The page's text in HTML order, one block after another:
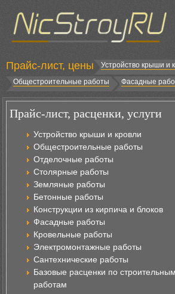
Прайс-лист, цены Устройство крыши и
Общестроительные работы
Фасадные
Прайс-лист, расценки, услуги
Устройство крыши и кровли
Общестроительные работы
Отделочные работы
Столярные работы
Земляные работы
Бетонные работы
Конструкции из кирпича и блоков
Фасадные работы
Кровельные работы
Электромонтажные работы
Сантехнические работы
Базовые расценки по строительным
работам